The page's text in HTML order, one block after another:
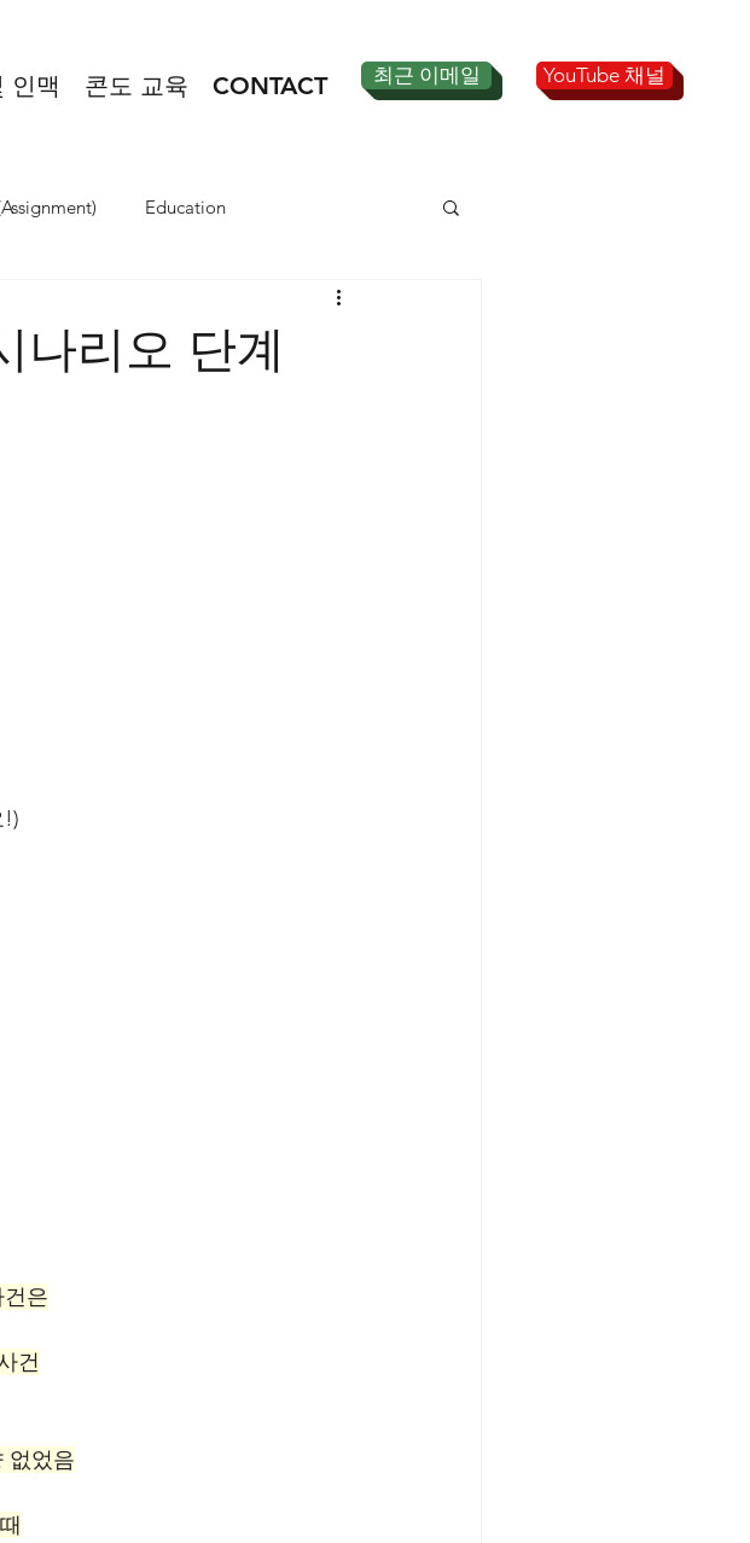
인맥 콘도 교육 CONTACT 최근 이메일 YouTube 채널
Education
나리오 단계
!)
건은
건
없었음